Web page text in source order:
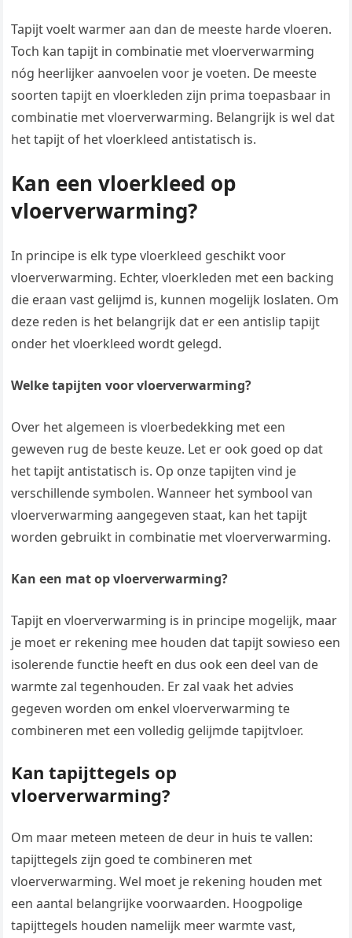
Tapijt voelt warmer aan dan de meeste harde vloeren.
Toch kan tapijt in combinatie met vloerverwarming
nóg heerlijker aanvoelen voor je voeten. De meeste
soorten tapijt en vloerkleden zijn prima toepasbaar in
combinatie met vloerverwarming. Belangrijk is wel dat
het tapijt of het vloerkleed antistatisch is.
Kan een vloerkleed op
vloerverwarming?
In principe is elk type vloerkleed geschikt voor
vloerverwarming. Echter, vloerkleden met een backing
die eraan vast gelijmd is, kunnen mogelijk loslaten. Om
deze reden is het belangrijk dat er een antislip tapijt
onder het vloerkleed wordt gelegd.
Welke tapijten voor vloerverwarming?
Over het algemeen is vloerbedekking met een
geweven rug de beste keuze. Let er ook goed op dat
het tapijt antistatisch is. Op onze tapijten vind je
verschillende symbolen. Wanneer het symbool van
vloerverwarming aangegeven staat, kan het tapijt
worden gebruikt in combinatie met vloerverwarming.
Kan een mat op vloerverwarming?
Tapijt en vloerverwarming is in principe mogelijk, maar
je moet er rekening mee houden dat tapijt sowieso een
isolerende functie heeft en dus ook een deel van de
warmte zal tegenhouden. Er zal vaak het advies
gegeven worden om enkel vloerverwarming te
combineren met een volledig gelijmde tapijtvloer.
Kan tapijttegels op
vloerverwarming?
Om maar meteen meteen de deur in huis te vallen:
tapijttegels zijn goed te combineren met
vloerverwarming. Wel moet je rekening houden met
een aantal belangrijke voorwaarden. Hoogpolige
tapijttegels houden namelijk meer warmte vast,